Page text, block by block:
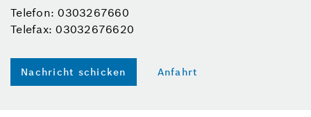
Telefon: 0303267660
Telefax: 03032676620
Nachricht schicken Anfahrt